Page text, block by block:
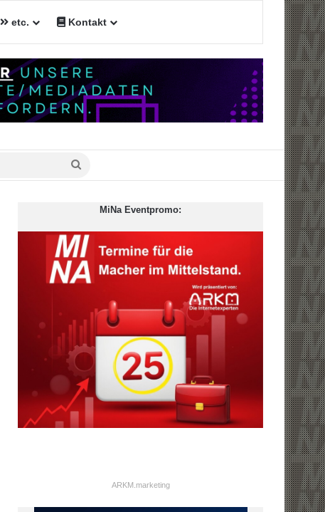
etc. Kontakt
MiNa Eventpromo:
ARKM.marketing